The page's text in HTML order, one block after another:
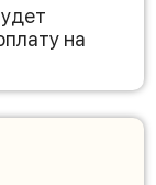
на